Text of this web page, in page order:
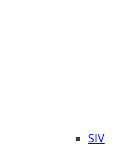
SIV